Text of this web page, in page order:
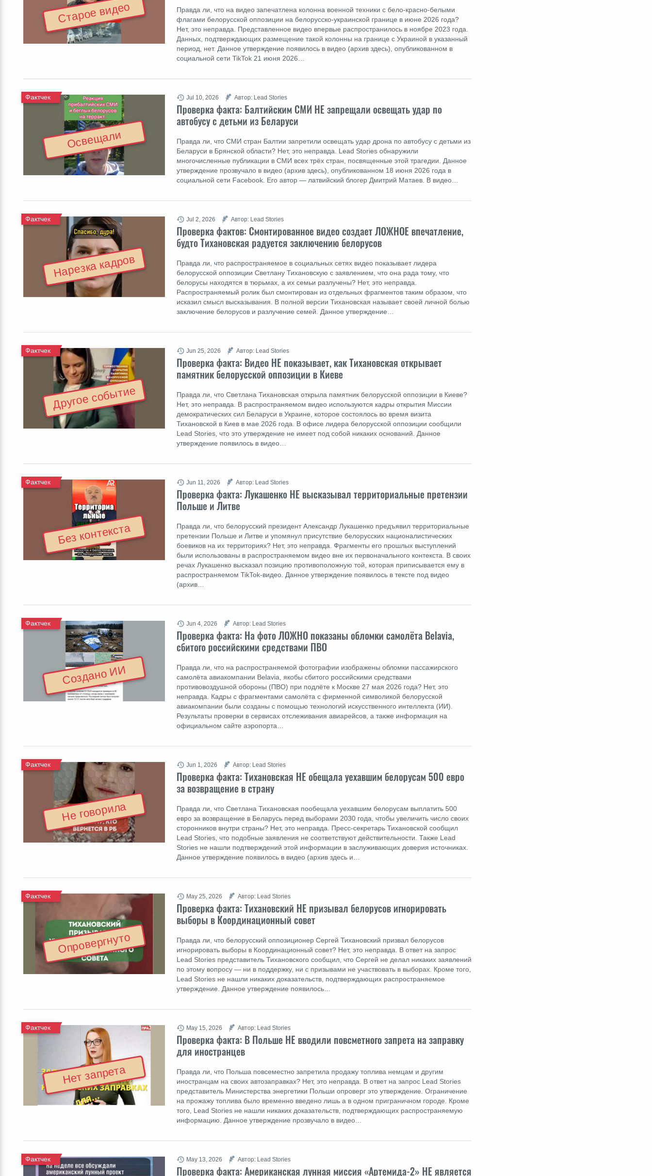
Правда ли, что на видео запечатлена колонна военной техники с бело-красно-белыми
флагами белорусской оппозиции на белорусско-украинской границе в июне 2026 года?
Нет, это неправда. Представленное видео впервые распространилось в ноябре 2023 года.
Данных, подтверждающих размещение такой колонны на границе с Украиной в указанный
период, нет. Данное утверждение появилось в видео (архив здесь), опубликованном в
социальной сети TikTok 21 июня 2026…
Старое видео
Проверка факта: Балтийским СМИ НЕ запрещали освещать удар по
автобусу с детьми из Беларуси
Фактчек
Правда ли, что СМИ стран Балтии запретили освещать удар дрона по автобусу с детьми из
Беларуси в Брянской области? Нет, это неправда. Lead Stories обнаружили
многочисленные публикации в СМИ всех трёх стран, посвященные этой трагедии. Данное
утверждение прозвучало в видео (архив здесь), опубликованном 18 июня 2026 года в
социальной сети Facebook. Его автор ― латвийский блогер Дмитрий Матаев. В видео…
Jul 10, 2026 Автор: Lead Stories
Освещали
Проверка фактов: Cмонтированное видео создает ЛОЖНОЕ впечатление,
будто Тихановская радуется заключению белорусов
Фактчек
Правда ли, что распространяемое в социальных сетях видео показывает лидера
белорусской оппозиции Светлану Тихановскую с заявлением, что она рада тому, что
белорусы находятся в тюрьмах, а их семьи разлучены? Нет, это неправда.
Распространяемый ролик был смонтирован из отдельных фрагментов таким образом, что
исказил смысл высказывания. В полной версии Тихановская называет своей личной болью
заключение белорусов и разлучение семей. Данное утверждение…
Jul 2, 2026 Автор: Lead Stories
Нарезка кадров
Проверка факта: Видео НЕ показывает, как Тихановская открывает
памятник белорусской оппозиции в Киеве
Фактчек
Правда ли, что Светлана Тихановская открыла памятник белорусской оппозиции в Киеве?
Нет, это неправда. В распространяемом видео используются кадры открытия Миссии
демократических сил Беларуси в Украине, которое состоялось во время визита
Тихановской в Киев в мае 2026 года. В офисе лидера белорусской оппозиции сообщили
Lead Stories, что это утверждение не имеет под собой никаких оснований. Данное
утверждение появилось в видео…
Jun 25, 2026 Автор: Lead Stories
Другое событие
Проверка факта: Лукашенко НЕ высказывал территориальные претензии
Польше и Литве
Фактчек
Правда ли, что белорусский президент Александр Лукашенко предъявил территориальные
претензии Польше и Литве и упомянул присутствие белорусских националистических
боевиков на их территориях? Нет, это неправда. Фрагменты его прошлых выступлений
были использованы в распространяемом видео вне их первоначального контекста. В своих
речах Лукашенко высказал позицию противоположную той, которая приписывается ему в
распространяемом TikTok-видео. Данное утверждение появилось в тексте под видео
(архив…
Jun 11, 2026 Автор: Lead Stories
Без контекста
Проверка факта: На фото ЛОЖНО показаны обломки самолёта Belavia,
сбитого российскими средствами ПВО
Фактчек
Правда ли, что на распространяемой фотографии изображены обломки пассажирского
самолёта авиакомпании Belavia, якобы сбитого российскими средствами
противовоздушной обороны (ПВО) при подлёте к Москве 27 мая 2026 года? Нет, это
неправда. Кадры с фрагментами самолёта с фирменной символикой белорусской
авиакомпании были созданы с помощью технологий искусственного интеллекта (ИИ).
Результаты проверки в сервисах отслеживания авиарейсов, а также информация на
официальном сайте аэропорта…
Jun 4, 2026 Автор: Lead Stories
Создано ИИ
Проверка факта: Тихановская НЕ обещала уехавшим белорусам 500 евро
за возвращение в страну
Фактчек
Правда ли, что Светлана Тихановская пообещала уехавшим белорусам выплатить 500
евро за возвращение в Беларусь перед выборами 2030 года, чтобы увеличить число своих
сторонников внутри страны? Нет, это неправда. Пресс-секретарь Тихановской сообщил
Lead Stories, что подобные заявления не соответствуют действительности. Также Lead
Stories не нашли подтверждений этой информации в заслуживающих доверия источниках.
Данное утверждение появилось в видео (архив здесь и…
Jun 1, 2026 Автор: Lead Stories
Не говорила
Проверка факта: Тихановский НЕ призывал белорусов игнорировать
выборы в Координационный совет
Фактчек
Правда ли, что белорусский оппозиционер Сергей Тихановский призвал белорусов
игнорировать выборы в Координационный совет? Нет, это неправда. В ответ на запрос
Lead Stories представитель Тихановского сообщил, что Сергей не делал никаких заявлений
по этому вопросу ― ни в поддержку, ни с призывами не участвовать в выборах. Кроме того,
Lead Stories не нашли никаких доказательств, подтверждающих распространяемое
утверждение. Данное утверждение появилось…
May 25, 2026 Автор: Lead Stories
Опровергнуто
Проверка факта: В Польше НЕ вводили повсметного запрета на заправку
для иностранцев
Фактчек
Правда ли, что Польша повсеместно запретила продажу топлива немцам и другим
иностранцам на своих автозаправках? Нет, это неправда. В ответ на запрос Lead Stories
представитель Министерства энергетики Польши опроверг это утверждение. Ограничение
на прожажу топлива было временно введено лишь а в одном приграничном городе. Кроме
того, Lead Stories не нашли никаких доказательств, подтверждающих распространяемую
информацию. Данное утверждение прозвучало в видео…
May 15, 2026 Автор: Lead Stories
Нет запрета
Проверка факта: Американская лунная миссия «Артемида-2» НЕ является
Фактчек May 13, 2026 Автор: Lead Stories